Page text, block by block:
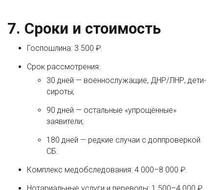
7. Сроки и стоимость
Госпошлина: 3 500 ₽.
Срок рассмотрения:
30 дней — военнослужащие, ДНР/ЛНР, дети-
сироты;
90 дней — остальные «упрощённые»
заявители;
180 дней — редкие случаи с доппроверкой
СБ.
Комплекс медобследования: 4 000–8 000 ₽.
Нотариальные услуги и переводы: 1 500–4 000 ₽.